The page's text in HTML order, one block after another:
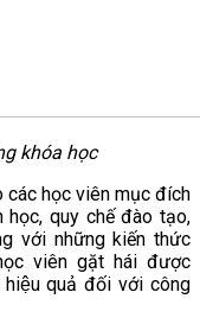
khóa học
các học viên mục đích
học, quy chế đào tạo,
với những kiến thức
viên gặt hái được
quả đối với công